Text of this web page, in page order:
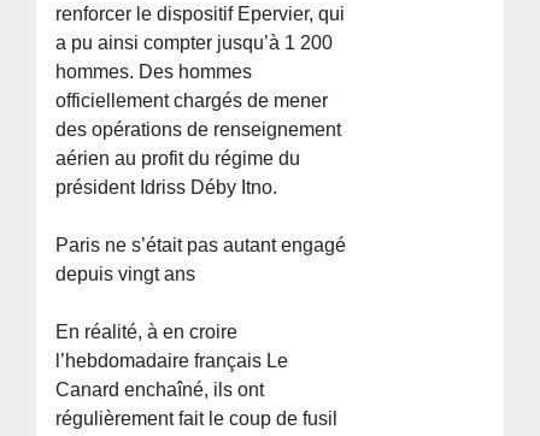
renforcer le dispositif Epervier, qui
a pu ainsi compter jusqu’à 1 200
hommes. Des hommes
officiellement chargés de mener
des opérations de renseignement
aérien au profit du régime du
président Idriss Déby Itno.
Paris ne s’était pas autant engagé
depuis vingt ans
En réalité, à en croire
l’hebdomadaire français Le
Canard enchaîné, ils ont
régulièrement fait le coup de fusil